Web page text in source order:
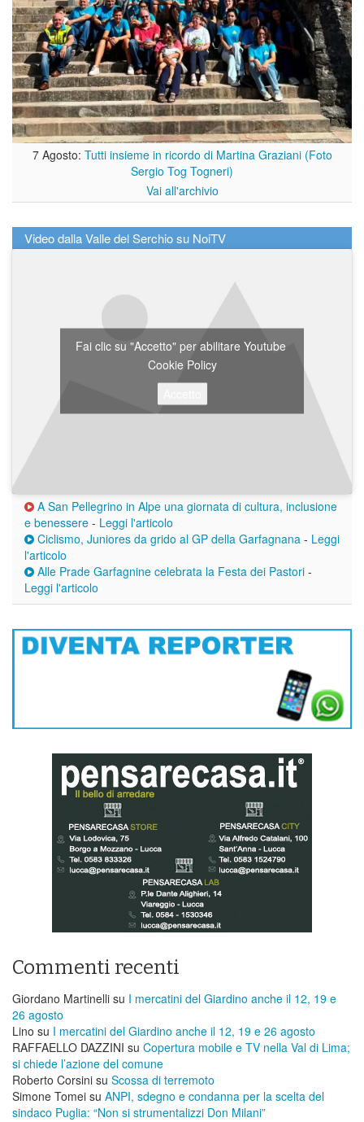
7 Agosto: Tutti insieme in ricordo di Martina Graziani (Foto
Sergio Tog Togneri)
Vai all'archivio
Video dalla Valle del Serchio su NoiTV
Fai clic su "Accetto" per abilitare Youtube
Cookie Policy
A San Pellegrino in Alpe una giornata di cultura, inclusione
e benessere - Leggi l'articolo
Ciclismo, Juniores da grido al GP della Garfagnana - Leggi
l'articolo
Alle Prade Garfagnine celebrata la Festa dei Pastori -
Leggi l'articolo
Commenti recenti
Giordano Martinelli su I mercatini del Giardino anche il 12, 19 e
26 agosto
Lino su I mercatini del Giardino anche il 12, 19 e 26 agosto
RAFFAELLO DAZZINI su ​Copertura mobile e TV nella Val di Lima;
si chiede l’azione del comune
Roberto Corsini su Scossa di terremoto
Simone Tomei su ANPI, sdegno e condanna per la scelta del
sindaco Puglia: “Non si strumentalizzi Don Milani”